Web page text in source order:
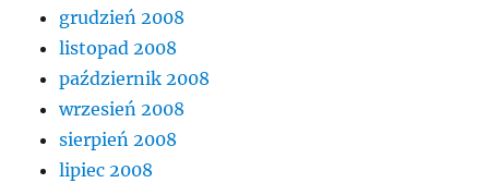
grudzień 2008
listopad 2008
październik 2008
wrzesień 2008
sierpień 2008
lipiec 2008